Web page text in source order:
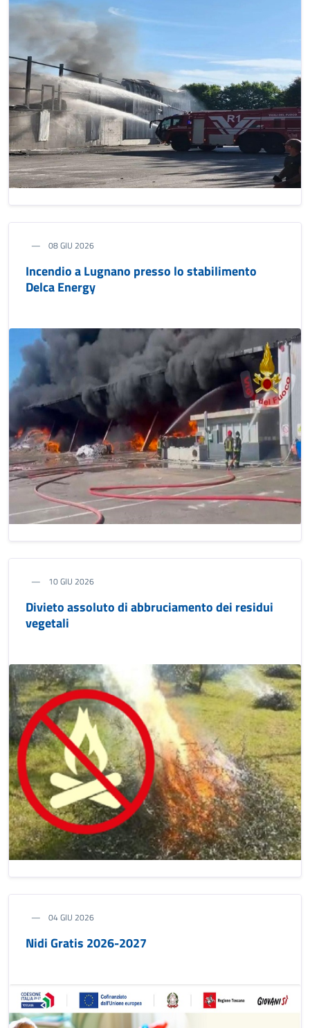
08 GIU 2026
Incendio a Lugnano presso lo stabilimento
Delca Energy
10 GIU 2026
Divieto assoluto di abbruciamento dei residui
vegetali
04 GIU 2026
Nidi Gratis 2026-2027